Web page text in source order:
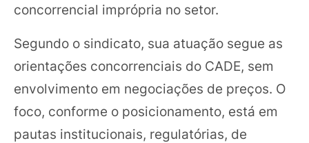
concorrencial imprópria no setor.
Segundo o sindicato, sua atuação segue as
orientações concorrenciais do CADE, sem
envolvimento em negociações de preços. O
foco, conforme o posicionamento, está em
pautas institucionais, regulatórias, de